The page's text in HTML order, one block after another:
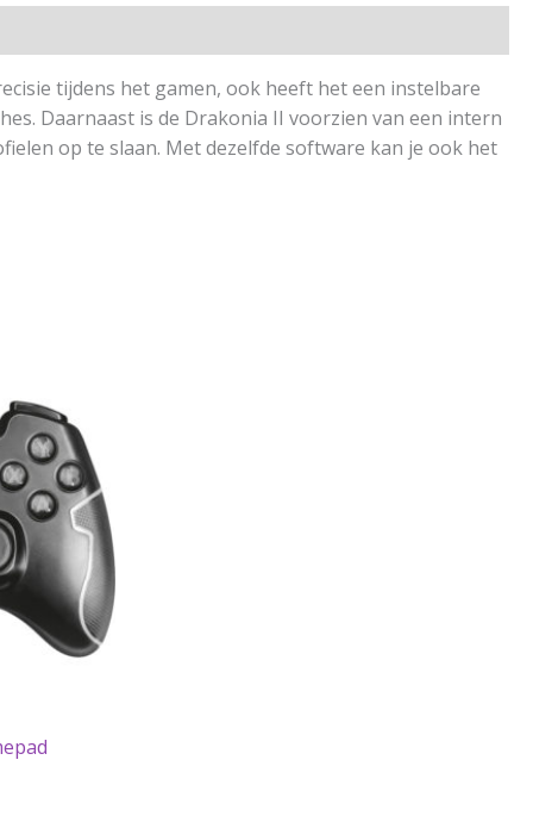
tijdens het gamen, ook heeft het een instelbare
Daarnaast is de Drakonia II voorzien van een intern
op te slaan. Met dezelfde software kan je ook het